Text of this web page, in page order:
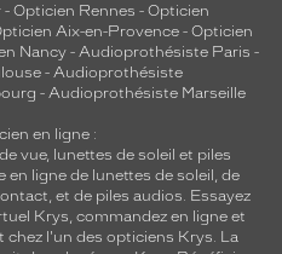
- Opticien Rennes - Opticien
Aix-en-Provence - Opticien
Nancy - Audioprothésiste Paris -
- Audioprothésiste
- Audioprothésiste Marseille
en ligne :
vue, lunettes de soleil et piles
en ligne de lunettes de soleil, de
, et de piles audios. Essayez
Krys, commandez en ligne et
l'un des opticiens Krys. La